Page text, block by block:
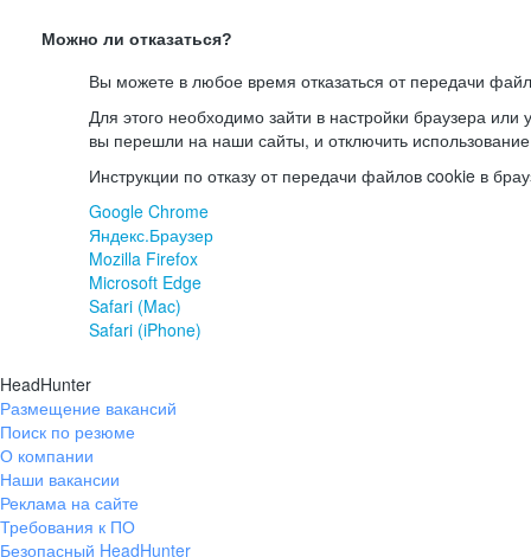
Можно ли отказаться?
Вы можете в любое время отказаться от передачи
Для этого необходимо зайти в настройки браузера или
вы перешли на наши сайты, и отключить
Инструкции по отказу от передачи файлов cookie в
Google Chrome
Яндекс.Браузер
Mozilla Firefox
Microsoft Edge
Safari (Mac)
Safari (iPhone)
HeadHunter
Размещение вакансий
Поиск по резюме
О компании
Наши вакансии
Реклама на сайте
Требования к ПО
Безопасный HeadHunter